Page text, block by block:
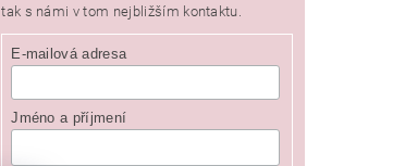
tak s námi v tom nejbližším kontaktu.
E-mailová adresa
Jméno a příjmení